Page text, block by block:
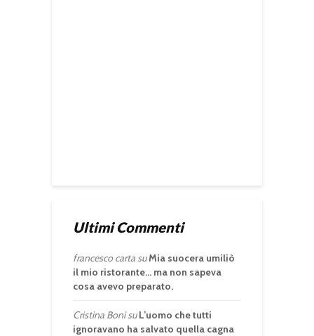
Ultimi Commenti
francesco cartasuMia suocera umiliò
il mio ristorante… ma non sapeva
cosa avevo preparato.
Cristina BonisuL’uomo che tutti
ignoravano ha salvato quella cagna